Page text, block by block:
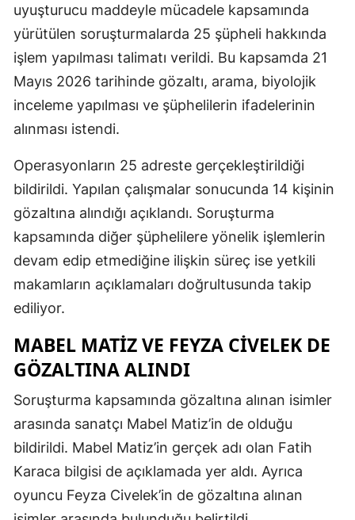
uyuşturucu maddeyle mücadele kapsamında
yürütülen soruşturmalarda 25 şüpheli hakkında
işlem yapılması talimatı verildi. Bu kapsamda 21
Mayıs 2026 tarihinde gözaltı, arama, biyolojik
inceleme yapılması ve şüphelilerin ifadelerinin
alınması istendi.
Operasyonların 25 adreste gerçekleştirildiği
bildirildi. Yapılan çalışmalar sonucunda 14 kişinin
gözaltına alındığı açıklandı. Soruşturma
kapsamında diğer şüphelilere yönelik işlemlerin
devam edip etmediğine ilişkin süreç ise yetkili
makamların açıklamaları doğrultusunda takip
ediliyor.
MABEL MATIZ VE FEYZA CIVELEK DE
GÖZALTINA ALINDI
Soruşturma kapsamında gözaltına alınan isimler
arasında sanatçı Mabel Matiz’in de olduğu
bildirildi. Mabel Matiz’in gerçek adı olan Fatih
Karaca bilgisi de açıklamada yer aldı. Ayrıca
oyuncu Feyza Civelek’in de gözaltına alınan